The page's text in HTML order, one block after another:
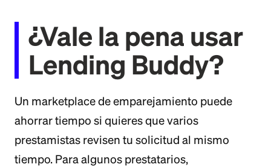
¿Vale la pena usar
Lending Buddy?
Un marketplace de emparejamiento puede
ahorrar tiempo si quieres que varios
prestamistas revisen tu solicitud al mismo
tiempo. Para algunos prestatarios,